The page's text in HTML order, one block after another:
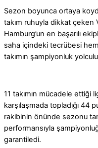
Sezon boyunca ortaya
takım ruhuyla dikkat çeken
Hamburg’un en başarılı
saha içindeki tecrübesi
takımın şampiyonluk
11 takımın mücadele ettiği
karşılaşmada topladığı 44
rakibinin önünde sezonu
performansıyla
garantiledi.